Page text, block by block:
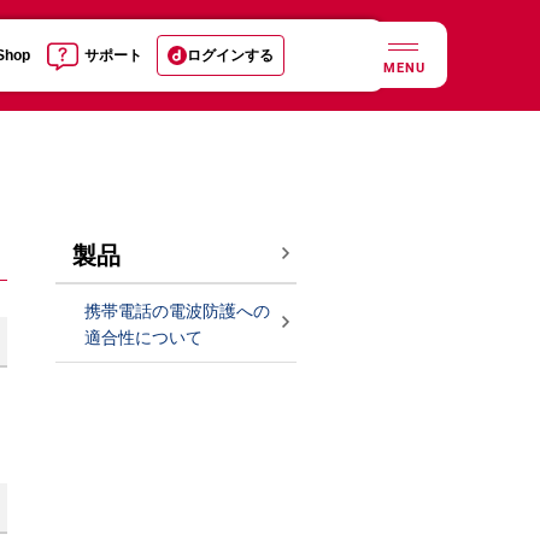
サポート ログインする
MENU
製品
携帯電話の電波防護への
適合性について